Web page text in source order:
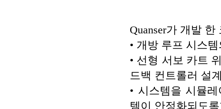
Quanser가 개발
• 개방 루프 시스
• 선형 서보 카트
드백 컨트롤러 설
• 시스템을 시뮬
템이 안정화되도